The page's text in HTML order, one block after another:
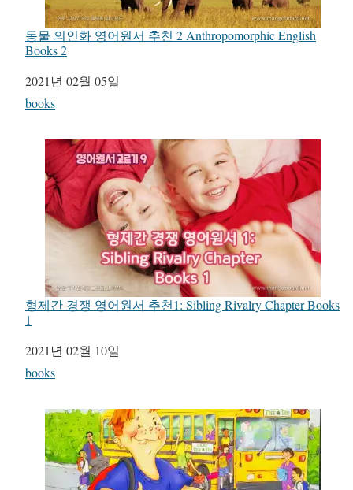
동물 의인화 영어원서 추천 2 Anthropomorphic English
Books 2
일자
2021년 02월 05일
관련 항목
books
형제간 경쟁 영어원서 추천1: Sibling Rivalry Chapter Books
1
일자
2021년 02월 10일
관련 항목
books